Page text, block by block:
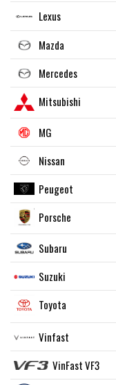
Lexus
Mazda
Mercedes
Mitsubishi
MG
Nissan
Peugeot
Porsche
Subaru
Suzuki
Toyota
Vinfast
VinFast VF3